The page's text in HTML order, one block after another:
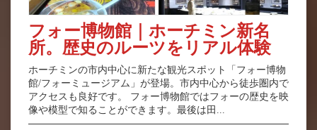
フォー博物館｜ホーチミン新名
所。歴史のルーツをリアル体験
ホーチミンの市内中心に新たな観光スポット「フォー博物
館/フォーミュージアム」が登場。市内中心から徒歩圏内で
アクセスも良好です。 フォー博物館ではフォーの歴史を映
像や模型で知ることができます。最後は田...